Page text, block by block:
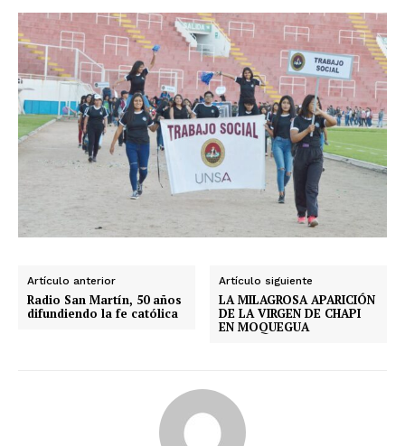
SUSCRIBETE
Diario los Andes
Contacto
Prensa
Artículo anterior
Radio San Martín, 50 años
difundiendo la fe católica
Artículo siguiente
LA MILAGROSA APARICIÓN
DE LA VIRGEN DE CHAPI
EN MOQUEGUA